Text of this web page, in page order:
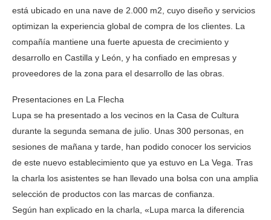
está ubicado en una nave de 2.000 m2, cuyo diseño y servicios
optimizan la experiencia global de compra de los clientes. La
compañía mantiene una fuerte apuesta de crecimiento y
desarrollo en Castilla y León, y ha confiado en empresas y
proveedores de la zona para el desarrollo de las obras.
Presentaciones en La Flecha
Lupa se ha presentado a los vecinos en la Casa de Cultura
durante la segunda semana de julio. Unas 300 personas, en
sesiones de mañana y tarde, han podido conocer los servicios
de este nuevo establecimiento que ya estuvo en La Vega. Tras
la charla los asistentes se han llevado una bolsa con una amplia
selección de productos con las marcas de confianza.
Según han explicado en la charla, «Lupa marca la diferencia